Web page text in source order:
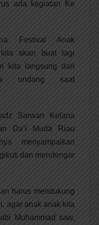
ada kegiatan Ke
Festival Anak
kita akan buat lagi
kita langsung dari
undang saat
Sarwan Kelana
Da’i Muda Riau
menyampaikan
dan mendengar
harus mendukung
agar anak anak kita
Muhammad saw,